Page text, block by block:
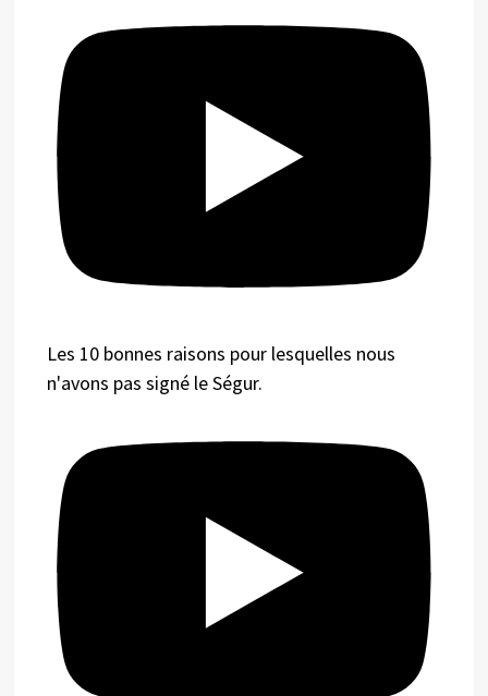
Les 10 bonnes raisons pour lesquelles nous
n'avons pas signé le Ségur.